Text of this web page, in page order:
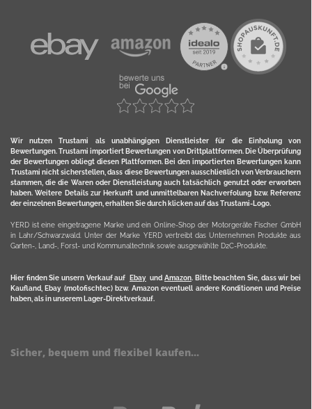
Wir nutzen Trustami als unabhängigen Dienstleister für die Einholung von
Bewertungen. Trustami importiert Bewertungen von Drittplattformen. Die Überprüfung
der Bewertungen obliegt diesen Plattformen. Bei den importierten Bewertungen kann
Trustami nicht sicherstellen, dass diese Bewertungen ausschließlich von Verbrauchern
stammen, die die Waren oder Dienstleistung auch tatsächlich genutzt oder erworben
haben. Weitere Details zur Herkunft und unmittelbaren Nachverfolung bzw. Referenz
der einzelnen Bewertungen, erhalten Sie durch klicken auf das Trustami-Logo.
YERD ist eine eingetragene Marke und ein Online-Shop der Motorgeräte Fischer GmbH
in Lahr/Schwarzwald. Unter der Marke YERD vertreibt das Unternehmen Produkte aus
Garten-, Land-, Forst- und Kommunaltechnik sowie ausgewählte D2C-Produkte.
Hier finden Sie unsern Verkauf auf Ebayund Amazon. Bitte beachten Sie, dass wir bei
Kaufland, Ebay (motofischtec) bzw. Amazon eventuell andere Konditionen und Preise
haben, als in unserem Lager-Direktverkauf.
Sicher, bequem und flexibel kaufen...